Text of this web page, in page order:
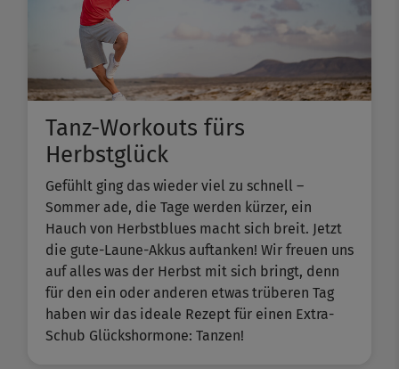
Tanz-Workouts fürs
Herbstglück
Gefühlt ging das wieder viel zu schnell –
Sommer ade, die Tage werden kürzer, ein
Hauch von Herbstblues macht sich breit. Jetzt
die gute-Laune-Akkus auftanken! Wir freuen uns
auf alles was der Herbst mit sich bringt, denn
für den ein oder anderen etwas trüberen Tag
haben wir das ideale Rezept für einen Extra-
Schub Glückshormone: Tanzen!